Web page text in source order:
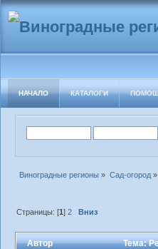
НАЧАЛО КАТАЛОГИ
Виноградные регионы » Сад-огород»
Страницы: [1]2 Вниз
Автор Тема: